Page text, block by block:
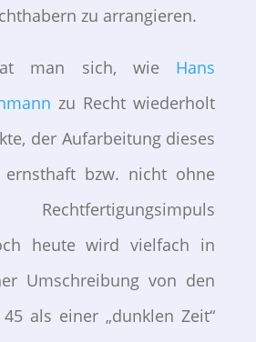
zu arrangieren.
man sich, wie Hans
zu Recht wiederholt
der Aufarbeitung dieses
bzw. nicht ohne
heute wird vielfach in
Umschreibung von den
als einer „dunklen Zeit“